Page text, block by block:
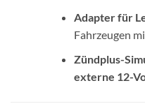
Adapter für
Fahrzeugen
Zündplus-
externe 12-